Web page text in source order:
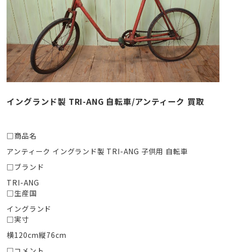
イングランド製 TRI-ANG 自転車/アンティーク 買取
□商品名
アンティーク イングランド製 TRI-ANG 子供用 自転車
□ブランド
TRI-ANG
□生産国
イングランド
□実寸
横120cm縦76cm